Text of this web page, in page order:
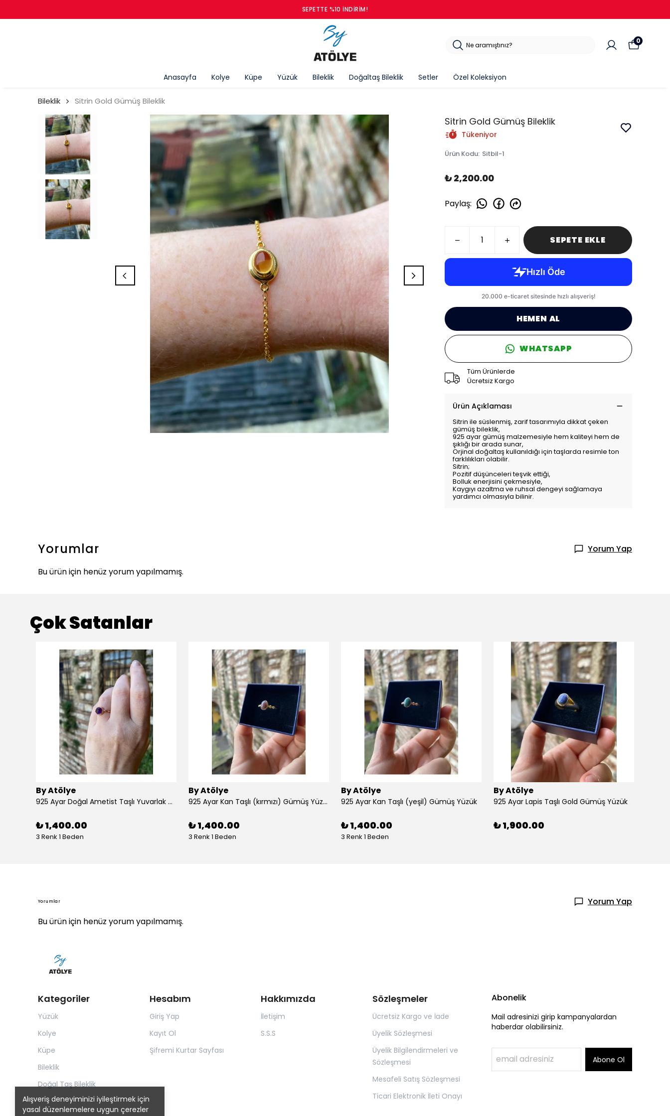
SEPETTE %10 İNDIRIM!
Anasayfa Kolye Küpe Yüzük Bileklik Doğaltaş Bileklik Setler Özel Koleksiyon
0
Alışveriş deneyiminizi iyileştirmek için
yasal düzenlemelere uygun çerezler
Bileklik Sitrin Gold Gümüş Bileklik
Sitrin Gold Gümüş Bileklik
Tükeniyor
Ürün Kodu: Sitbil-1
₺ 2,200.00
Paylaş:
SEPETE EKLE
HEMEN AL
WHATSAPP
Tüm Ürünlerde
Ücretsiz Kargo
Ürün Açıklaması
Sitrin ile süslenmiş, zarif tasarımıyla dikkat çeken
gümüş bileklik,
925 ayar gümüş malzemesiyle hem kaliteyi hem de
şıklığı bir arada sunar,
Orjinal doğaltaş kullanıldığı için taşlarda resimle ton
farklılıkları olabilir.
Sitrin;
Pozitif düşünceleri teşvik ettiği,
Bolluk enerjisini çekmesiyle,
Kaygıyı azaltma ve ruhsal dengeyi sağlamaya
yardımcı olmasıyla bilinir.
Yorumlar
Yorum Yap
Bu ürün için henüz yorum yapılmamış.
Çok Satanlar
By Atölye
925 Ayar Doğal Ametist Taşlı Yuvarlak Gümüş Yüzük
₺ 1,400.00
3 Renk 1 Beden
By Atölye
925 Ayar Kan Taşlı (kırmızı) Gümüş Yüzük
₺ 1,400.00
3 Renk 1 Beden
By Atölye
925 Ayar Kan Taşlı (yeşil) Gümüş Yüzük
₺ 1,400.00
3 Renk 1 Beden
By Atölye
925 Ayar Lapis Taşlı Gold Gümüş Yüzük
₺ 1,900.00
Yorumlar
Yorum Yap
Bu ürün için henüz yorum yapılmamış.
Kategoriler
Yüzük
Kolye
Küpe
Bileklik
Doğal Taş Bileklik
Hesabım
Giriş Yap
Kayıt Ol
Şifremi Kurtar Sayfası
Hakkımızda
İletişim
S.S.S
Sözleşmeler
Ücretsiz Kargo ve İade
Üyelik Sözleşmesi
Üyelik Bilgilendirmeleri ve
Sözleşmesi
Mesafeli Satış Sözleşmesi
Ticari Elektronik İleti Onayı
Abonelik
Mail adresinizi girip kampanyalardan
haberdar olabilirsiniz.
Abone Ol